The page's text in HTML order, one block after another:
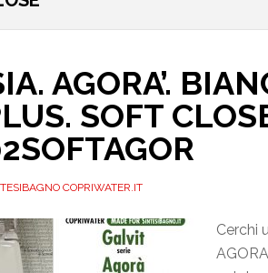
AGORA’.
SOFT
COPRIWATER.IT
Cerchi